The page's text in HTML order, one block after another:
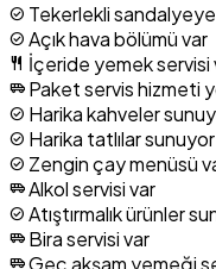
check_circle Tekerlekli
check_circle Açık hava bölümü var
restaurant İçeride yemek servisi
airport_shuttle Paket servis hizmeti
check_circle Harika kahveler
check_circle Harika tatlılar sunuyor
check_circle Zengin çay menüsü
airport_shuttle Alkol servisi var
check_circle Atıştırmalık ürünler
airport_shuttle Bira servisi var
airport_shuttle Geç akşam yemeği